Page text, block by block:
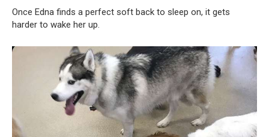
Once Edna finds a perfect soft back to sleep on, it gets
harder to wake her up.